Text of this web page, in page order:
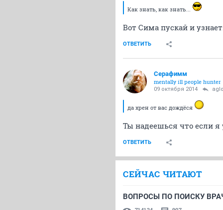
Как знать, как знать...
Вот Сима пускай и
ОТВЕТИТЬ
Серафимм
mentally ill people hunter
09 октября 2014
да хрен от вас дождёся
Ты надеешься что если я
ОТВЕТИТЬ
СЕЙЧАС ЧИТАЮТ
ВОПРОСЫ ПО ПОИСКУ